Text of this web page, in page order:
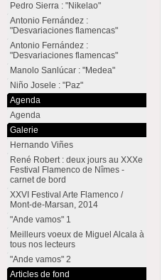
Pedro Sierra : "Nikelao"
Antonio Fernández :
"Desvariaciones flamencas"
Antonio Fernández :
"Desvariaciones flamencas"
Manolo Sanlúcar : "Medea"
Niño Josele : "Paz"
Agenda
Agenda
Galerie
Hernando Viñes
René Robert : deux jours au XXXe
Festival Flamenco de Nîmes -
carnet de bord
XXVI Festival Arte Flamenco /
Mont-de-Marsan, 2014
"Ande vamos" 1
Meilleurs voeux de Miguel Alcala à
tous nos lecteurs
"Ande vamos" 2
Articles de fond